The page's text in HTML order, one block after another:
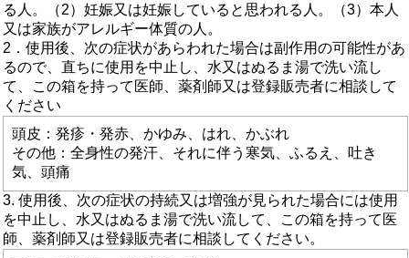
る人。（2）妊娠又は妊娠していると思われる人。（3）本人
又は家族がアレルギー体質の人。
2．使用後、次の症状があらわれた場合は副作用の可能性があ
るので、直ちに使用を中止し、水又はぬるま湯で洗い流し
て、この箱を持って医師、薬剤師又は登録販売者に相談して
ください
頭皮：発疹・発赤、かゆみ、はれ、かぶれ
その他：全身性の発汗、それに伴う寒気、ふるえ、吐き
気、頭痛
3. 使用後、次の症状の持続又は増強が見られた場合には使用
を中止し、水又はぬるま湯で洗い流して、この箱を持って医
師、薬剤師又は登録販売者に相談してください。